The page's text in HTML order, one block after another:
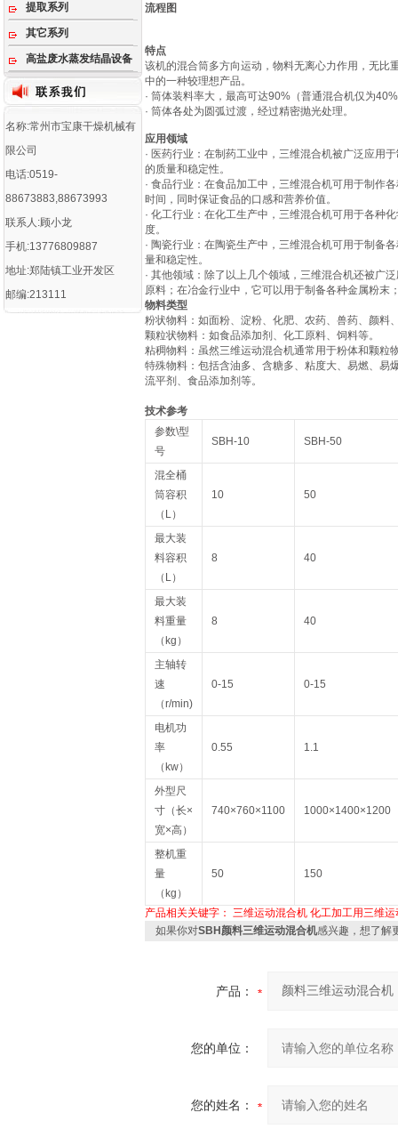
提取系列
其它系列
高盐废水蒸发结晶设备
名称:常州市宝康干燥机械有
限公司
电话:0519-
88673883,88673993
联系人:顾小龙
手机:13776809887
地址:郑陆镇工业开发区
邮编:213111
流程图
特点
该机的混合筒多方向运动，物料无离心力作用，无
中的一种较理想产品。
· 筒体装料率大，最高可达90%（普通混合机仅为
· 筒体各处为圆弧过渡，经过精密抛光处理。
应用领域
· 医药行业：在制药工业中，三维混合机被广泛应用
的质量和稳定性。
· 食品行业：在食品加工中，三维混合机可用于制作
时间，同时保证食品的口感和营养价值。
· 化工行业：在化工生产中，三维混合机可用于各种
度。
· 陶瓷行业：在陶瓷生产中，三维混合机可用于制备
量和稳定性。
· 其他领域：除了以上几个领域，三维混合机还被广
原料；在冶金行业中，它可以用于制备各种金属粉末
物料类型
粉状物料‌：如面粉、淀粉、化肥、农药、兽药、颜料
‌颗粒状物料‌：如食品添加剂、化工原料、饲料等‌。
粘稠物料‌：虽然三维运动混合机通常用于粉体和颗粒
特殊物料‌：包括含油多、含糖多、粘度大、易燃、易
流平剂、食品添加剂等‌。
技术参考
参数\型
号
SBH-10 SBH-50
混全桶
筒容积
（L）
10 50
最大装
料容积
（L）
8 40
最大装
料重量
（kg）
8 40
主轴转
速
（r/min)
0-15 0-15
电机功
率
（kw）
0.55 1.1
外型尺
寸（长×
宽×高）
740×760×1100 1000×1400×1200
整机重
量
（kg）
50 150
产品相关关键字： 三维运动混合机 化工加工用三维运
如果你对SBH‌颜料三维运动混合机感兴趣，想了解
产品：
您的单位：
您的姓名：